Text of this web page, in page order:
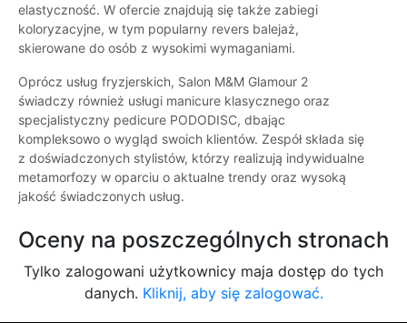
elastyczność. W ofercie znajdują się także zabiegi
koloryzacyjne, w tym popularny revers balejaż,
skierowane do osób z wysokimi wymaganiami.
Oprócz usług fryzjerskich, Salon M&M Glamour 2
świadczy również usługi manicure klasycznego oraz
specjalistyczny pedicure PODODISC, dbając
kompleksowo o wygląd swoich klientów. Zespół składa się
z doświadczonych stylistów, którzy realizują indywidualne
metamorfozy w oparciu o aktualne trendy oraz wysoką
jakość świadczonych usług.
Oceny na poszczególnych stronach
Tylko zalogowani użytkownicy maja dostęp do tych
danych. Kliknij, aby się zalogować.